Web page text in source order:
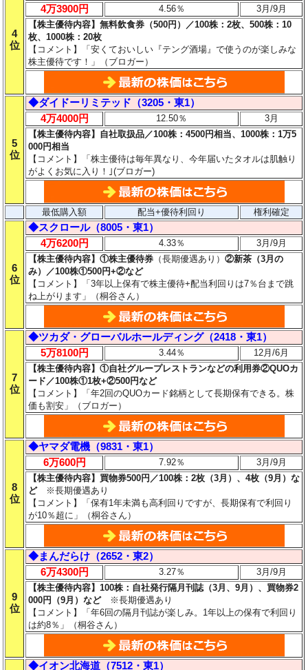
4
位
4万3900円
4.56％
3月/9月
【株主優待内容】無料飲食券（500円）／100株：2枚、500株：10
枚、1000株：20枚
【コメント】「安くておいしい『テング酒場』で使うのが楽しみな
株主優待です！」（ブロガー）
5
位
◆ダイドーリミテッド（3205・東1）
4万4000円
12.50％
3月
【株主優待内容】自社取扱品／100株：4500円相当、1000株：1万5
000円相当
【コメント】「株主優待は毎年異なり、今年届いたタオルは肌触り
がよくお気に入り！｣(ブロガー)
最低購入額 配当+優待利回り 権利確定
6
位
◆スクロール（8005・東1）
4万6200円
4.33％
3月/9月
【株主優待内容】①株主優待券 （長期優遇あり）②新茶（3月の
み）／100株①500円+②など
【コメント】「3年以上保有で株主優待+配当利回りは7％台まで跳
ね上がります」（桐谷さん）
7
位
◆ツカダ・グローバルホールディング（2418・東1）
5万8100円
3.44％
12月/6月
【株主優待内容】①自社グループレストランなどの利用券②QUOカ
ード／100株①1枚+②500円など
【コメント】「年2回のQUOカード銘柄として長期保有できる。株
価も割安」（ブロガー）
8
位
◆ヤマダ電機（9831・東1）
6万600円
7.92％
3月/9月
【株主優待内容】買物券500円／100株：2枚（3月）、4枚（9月）な
ど※長期優遇あり
【コメント】「保有1年未満も高利回りですが、長期保有で利回り
が10％超に」（桐谷さん）
9
位
◆まんだらけ（2652・東2）
6万4300円
3.27％
3月/9月
【株主優待内容】100株：自社発行隔月刊誌（3月、9月）、買物券2
000円（9月）など※長期優遇あり
【コメント】「年6回の隔月刊誌が楽しみ。1年以上の保有で利回り
は約8％」（桐谷さん）
◆イオン北海道（7512・東1）